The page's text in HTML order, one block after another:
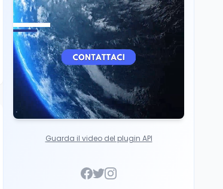
Giulia: il quarto capitolo
dei Palcoscenici
Guarda il video del plugin API